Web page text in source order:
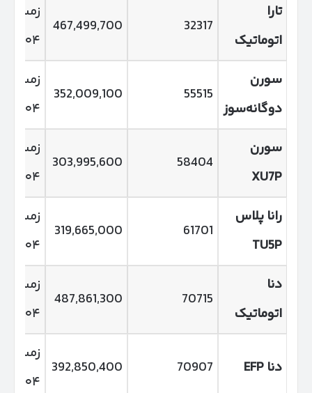
تارا
اتوماتیک
32317
467,499,700
زمستان
۱۴۰۴
سورن
دوگانه‌سوز
55515
352,009,100
زمستان
۱۴۰۴
سورن
XU7P
58404
303,995,600
زمستان
۱۴۰۴
رانا پلاس
TU5P
61701
319,665,000
زمستان
۱۴۰۴
دنا
اتوماتیک
70715
487,861,300
زمستان
۱۴۰۴
دنا EFP
70907
392,850,400
زمستان
۱۴۰۴